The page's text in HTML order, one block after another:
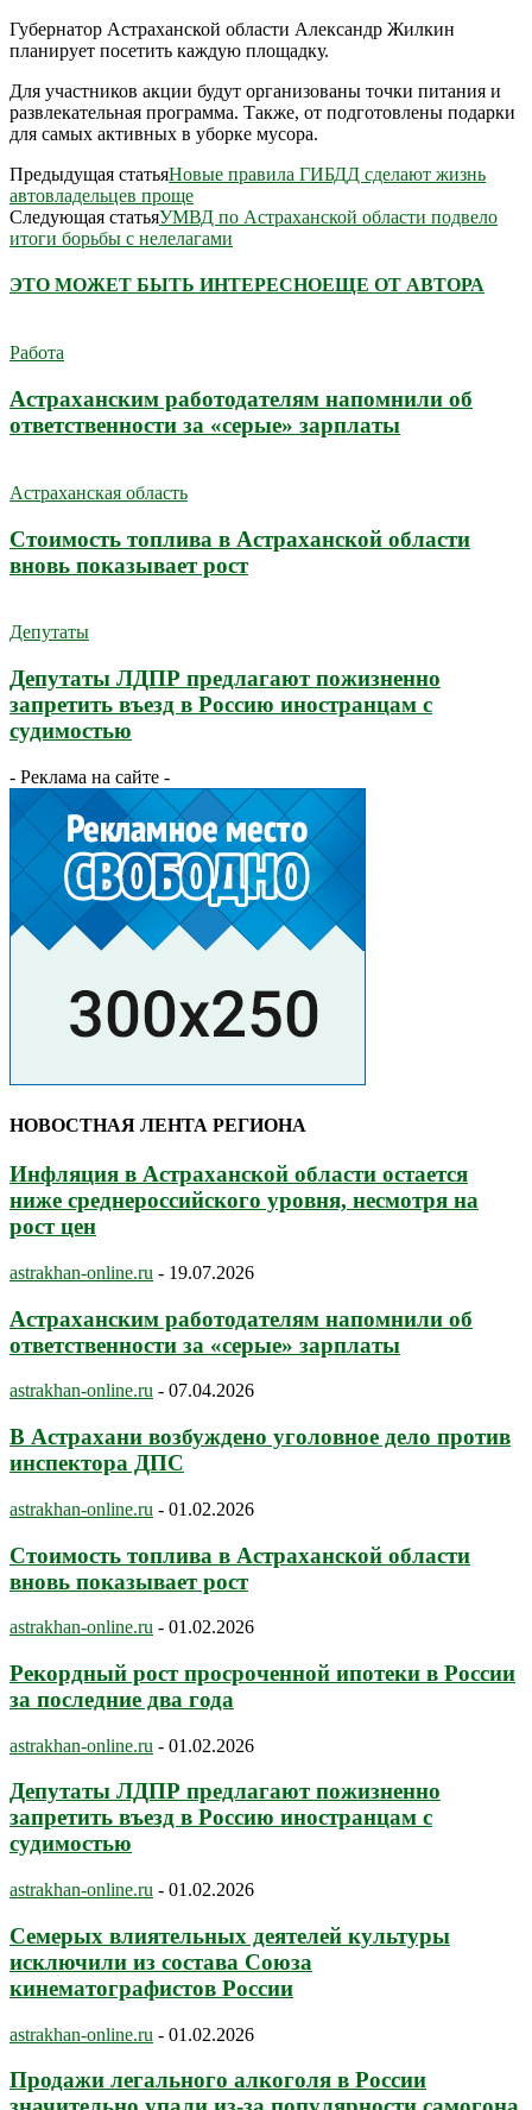
Губернатор Астраханской области Александр Жилкин
планирует посетить каждую площадку.
Для участников акции будут организованы точки питания и
развлекательная программа. Также, от подготовлены подарки
для самых активных в уборке мусора.
Предыдущая статьяНовые правила ГИБДД сделают жизнь
автовладельцев проще
Следующая статьяУМВД по Астраханской области подвело
итоги борьбы с нелелагами
ЭТО МОЖЕТ БЫТЬ ИНТЕРЕСНОЕЩЕ ОТ АВТОРА
Работа
Астраханским работодателям напомнили об
ответственности за «серые» зарплаты
Астраханская область
Стоимость топлива в Астраханской области
вновь показывает рост
Депутаты
Депутаты ЛДПР предлагают пожизненно
запретить въезд в Россию иностранцам с
судимостью
- Реклама на сайте -
НОВОСТНАЯ ЛЕНТА РЕГИОНА
Инфляция в Астраханской области остается
ниже среднероссийского уровня, несмотря на
рост цен
astrakhan-online.ru - 19.07.2026
Астраханским работодателям напомнили об
ответственности за «серые» зарплаты
astrakhan-online.ru - 07.04.2026
В Астрахани возбуждено уголовное дело против
инспектора ДПС
astrakhan-online.ru - 01.02.2026
Стоимость топлива в Астраханской области
вновь показывает рост
astrakhan-online.ru - 01.02.2026
Рекордный рост просроченной ипотеки в России
за последние два года
astrakhan-online.ru - 01.02.2026
Депутаты ЛДПР предлагают пожизненно
запретить въезд в Россию иностранцам с
судимостью
astrakhan-online.ru - 01.02.2026
Семерых влиятельных деятелей культуры
исключили из состава Союза
кинематографистов России
astrakhan-online.ru - 01.02.2026
Продажи легального алкоголя в России